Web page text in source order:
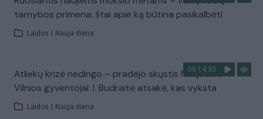
tarnybos primena: štai apie ką būtina pasikalbėti
Laidos Nauja diena
00:14:33
Atliekų krizė nedingo – pradėjo skųstis Naujosios
Vilnios gyventojai: I. Budraitė atsakė, kas vyksta
Laidos Nauja diena